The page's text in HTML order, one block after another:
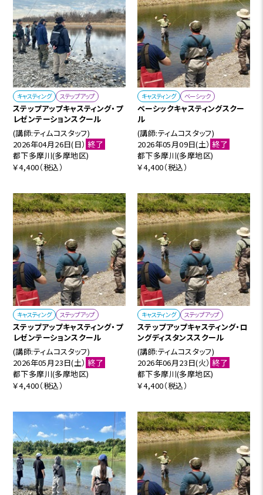
キャスティング ステップアップ
ステップアップキャスティング・プ
レゼンテーションスクール
(講師:ティムコスタッフ)
2026年04月26日(日） 終了
都下多摩川(多摩地区)
￥4,400（税込）
キャスティング ベーシック
ベーシックキャスティングスクー
ル
(講師:ティムコスタッフ)
2026年05月09日(土） 終了
都下多摩川(多摩地区)
￥4,400（税込）
キャスティング ステップアップ
ステップアップキャスティング・プ
レゼンテーションスクール
(講師:ティムコスタッフ)
2026年05月23日(土） 終了
都下多摩川(多摩地区)
￥4,400（税込）
キャスティング ステップアップ
ステップアップキャスティング・ロ
ングディスタンススクール
(講師:ティムコスタッフ)
2026年06月23日(火） 終了
都下多摩川(多摩地区)
￥4,400（税込）